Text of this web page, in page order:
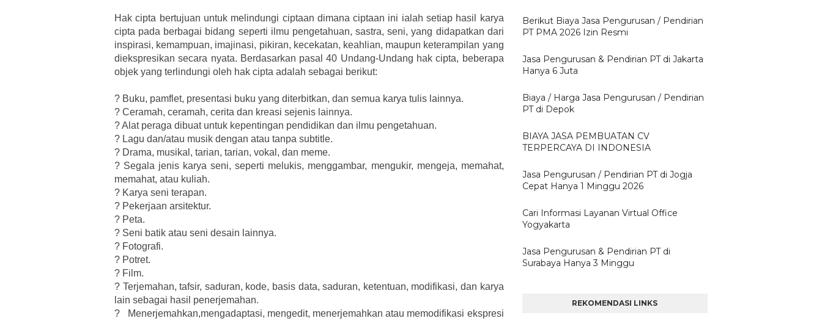
Hak cipta bertujuan untuk melindungi ciptaan dimana ciptaan ini ialah setiap hasil karya
cipta pada berbagai bidang seperti ilmu pengetahuan, sastra, seni, yang didapatkan dari
inspirasi, kemampuan, imajinasi, pikiran, kecekatan, keahlian, maupun keterampilan yang
diekspresikan secara nyata. Berdasarkan pasal 40 Undang-Undang hak cipta, beberapa
objek yang terlindungi oleh hak cipta adalah sebagai berikut:
? Buku, pamflet, presentasi buku yang diterbitkan, dan semua karya tulis lainnya.
? Ceramah, ceramah, cerita dan kreasi sejenis lainnya.
?Alat peraga dibuat untuk kepentingan pendidikan dan ilmu pengetahuan.
? Lagu dan/atau musik dengan atau tanpa subtitle.
? Drama, musikal, tarian, tarian, vokal, dan meme.
? Segala jenis karya seni, seperti melukis, menggambar, mengukir, mengeja, memahat,
memahat, atau kuliah.
? Karya seni terapan.
? Pekerjaan arsitektur.
? Peta.
? Seni batik atau seni desain lainnya.
? Fotografi.
? Potret.
? Film.
? Terjemahan, tafsir, saduran, kode, basis data, saduran, ketentuan, modifikasi, dan karya
lain sebagai hasil penerjemahan.
?
Menerjemahkan,mengadaptasi, mengedit, menerjemahkan atau memodifikasi ekspresi
Berikut Biaya Jasa Pengurusan / Pendirian
PT PMA 2026 Izin Resmi
Jasa Pengurusan & Pendirian PT di Jakarta
Hanya 6 Juta
Biaya / Harga Jasa Pengurusan / Pendirian
PT di Depok
BIAYA JASA PEMBUATAN CV
TERPERCAYA DI INDONESIA
Jasa Pengurusan / Pendirian PT di Jogja
Cepat Hanya 1 Minggu 2026
Cari Informasi Layanan Virtual Office
Yogyakarta
Jasa Pengurusan & Pendirian PT di
Surabaya Hanya 3 Minggu
REKOMENDASI LINKS